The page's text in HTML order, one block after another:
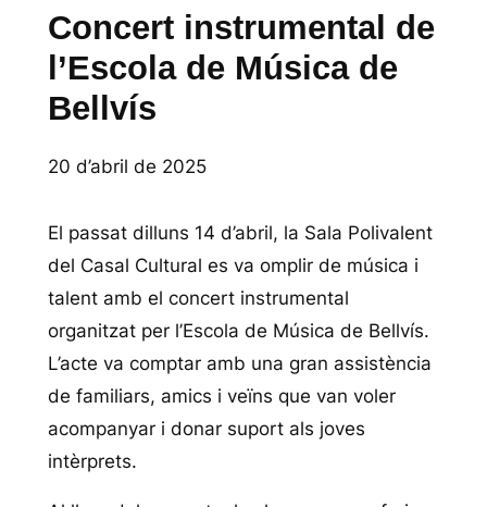
Concert instrumental de
l’Escola de Música de
Bellvís
20 d’abril de 2025
El passat dilluns 14 d’abril, la Sala Polivalent
del Casal Cultural es va omplir de música i
talent amb el concert instrumental
organitzat per l’Escola de Música de Bellvís.
L’acte va comptar amb una gran assistència
de familiars, amics i veïns que van voler
acompanyar i donar suport als joves
intèrprets.